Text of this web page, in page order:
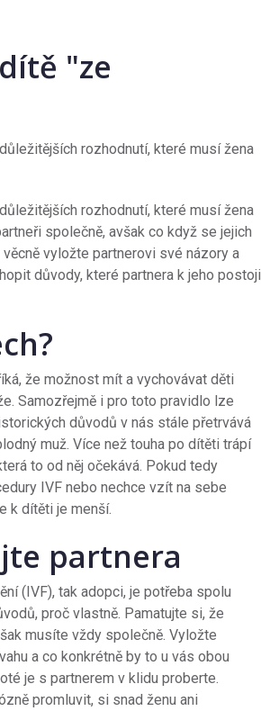
"ze
rozhodnutí, které musí žena
rozhodnutí, které musí žena
společně, avšak co když se jejich
vyložte partnerovi své názory a
důvody, které partnera k jeho postoji
že možnost mít a vychovávat děti
Samozřejmě i pro toto pravidlo lze
důvodů v nás stále přetrvává
muž. Více než touha po dítěti trápí
to od něj očekává. Pokud tedy
IVF nebo nechce vzít na sebe
k dítěti je menší.
partnera
(IVF), tak adopci, je potřeba spolu
proč vlastně. Pamatujte si, že
musíte vždy společně. Vyložte
a co konkrétně by to u vás obou
je s partnerem v klidu proberte.
promluvit, si snad ženu ani